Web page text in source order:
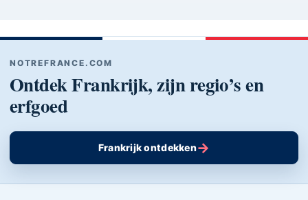
NOTREFRANCE.COM
Ontdek Frankrijk, zijn regio’s en
erfgoed
Frankrijk ontdekken→